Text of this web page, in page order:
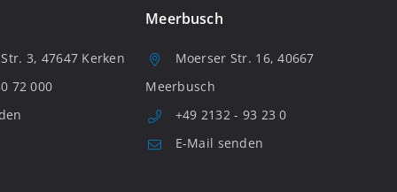
3, 47647 Kerken
72 000
Meerbusch
Moerser Str. 16, 40667
Meerbusch
+49 2132 - 93 23 0
E-Mail senden